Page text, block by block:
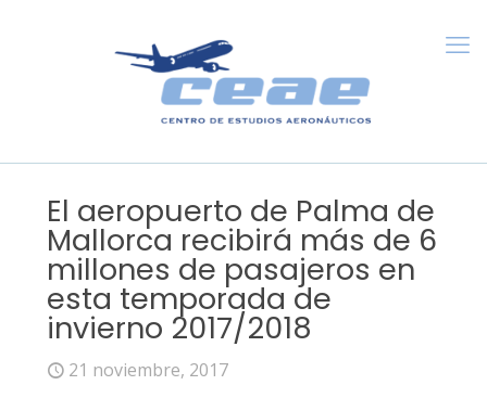
El aeropuerto de Palma de
Mallorca recibirá más de 6
millones de pasajeros en
esta temporada de
invierno 2017/2018
21 noviembre, 2017